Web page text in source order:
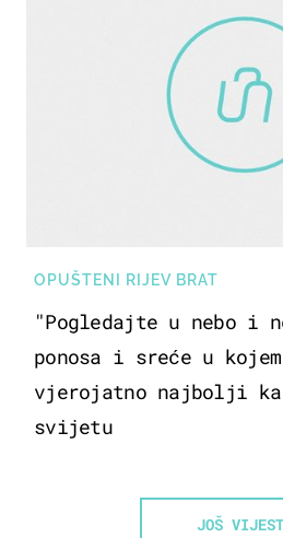
OPUŠTENI RIJEV BRAT
"Pogledajte u nebo i
ponosa i sreće u
vjerojatno najbolji
svijetu
JOŠ